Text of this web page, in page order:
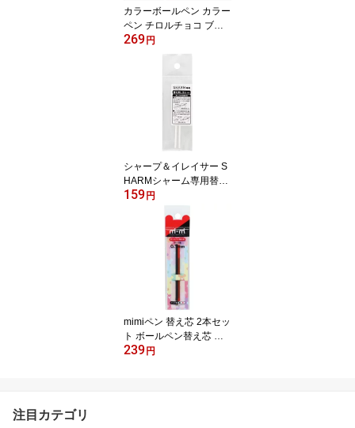
カラーボールペン カラー
ペン チロルチョコ ブラ
ック おやつマーケット
サカモト チョコの香り
文具 おもしろ 雑貨 メー
269円
シャープ＆イレイサー S
HARMシャーム専用替え
ケシゴム 消しゴム サン
新学期準備文具 メール便
159円
mimiペン 替え芯 2本セッ
ト ボールペン替え芯 黒
& 赤 サカモト 新 入学 新
239円
注目カテゴリ